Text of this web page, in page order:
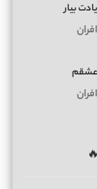
یادت بیار
افران
عشقم
افران